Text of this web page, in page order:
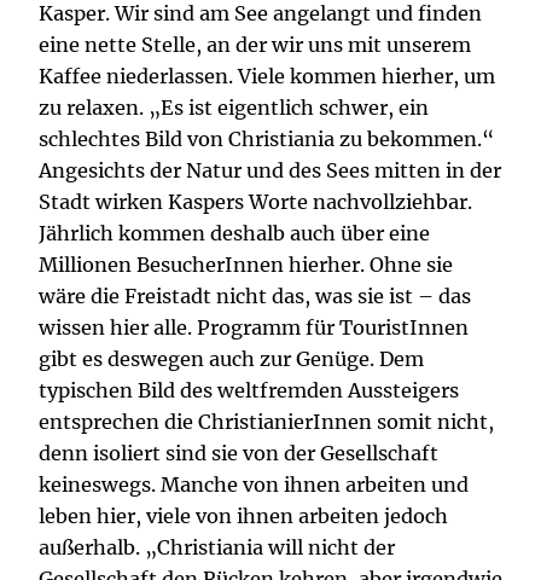
Kasper. Wir sind am See angelangt und finden
eine nette Stelle, an der wir uns mit unserem
Kaffee niederlassen. Viele kommen hierher, um
zu relaxen. „Es ist eigentlich schwer, ein
schlechtes Bild von Christiania zu bekommen.“
Angesichts der Natur und des Sees mitten in der
Stadt wirken Kaspers Worte nachvollziehbar.
Jährlich kommen deshalb auch über eine
Millionen BesucherInnen hierher. Ohne sie
wäre die Freistadt nicht das, was sie ist – das
wissen hier alle. Programm für TouristInnen
gibt es deswegen auch zur Genüge. Dem
typischen Bild des weltfremden Aussteigers
entsprechen die ChristianierInnen somit nicht,
denn isoliert sind sie von der Gesellschaft
keineswegs. Manche von ihnen arbeiten und
leben hier, viele von ihnen arbeiten jedoch
außerhalb. „Christiania will nicht der